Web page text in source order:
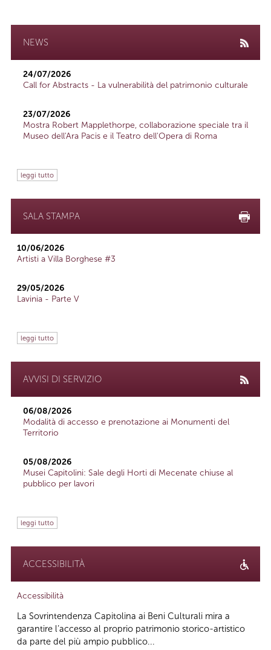
NEWS
24/07/2026
Call for Abstracts - La vulnerabilità del patrimonio culturale
23/07/2026
Mostra Robert Mapplethorpe, collaborazione speciale tra il
Museo dell'Ara Pacis e il Teatro dell'Opera di Roma
leggi tutto
SALA STAMPA
10/06/2026
Artisti a Villa Borghese #3
29/05/2026
Lavinia - Parte V
leggi tutto
AVVISI DI SERVIZIO
06/08/2026
Modalità di accesso e prenotazione ai Monumenti del
Territorio
05/08/2026
Musei Capitolini: Sale degli Horti di Mecenate chiuse al
pubblico per lavori
leggi tutto
ACCESSIBILITÀ
Accessibilità
La Sovrintendenza Capitolina ai Beni Culturali mira a
garantire l’accesso al proprio patrimonio storico-artistico
da parte del più ampio pubblico...